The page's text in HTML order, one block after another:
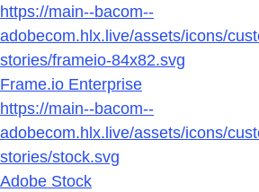
https://main--bacom--
adobecom.hlx.live/assets/icons/
stories/frameio-84x82.svg
Frame.io Enterprise
https://main--bacom--
adobecom.hlx.live/assets/icons/
stories/stock.svg
Adobe Stock